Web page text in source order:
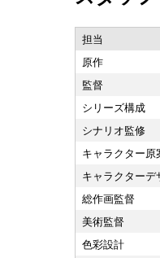
担当
原作
監督
シリーズ構成
シナリオ監修
キャラクター原
キャラクターデ
総作画監督
美術監督
色彩設計